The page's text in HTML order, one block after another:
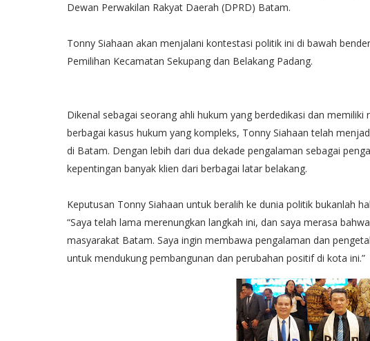
Dewan Perwakilan Rakyat Daerah (DPRD) Batam.
Tonny Siahaan akan menjalani kontestasi politik ini di bawah
Pemilihan Kecamatan Sekupang dan Belakang Padang.
Dikenal sebagai seorang ahli hukum yang berdedikasi dan
berbagai kasus hukum yang kompleks, Tonny Siahaan telah
di Batam. Dengan lebih dari dua dekade pengalaman sebagai
kepentingan banyak klien dari berbagai latar belakang.
Keputusan Tonny Siahaan untuk beralih ke dunia politik bukanlah
“Saya telah lama merenungkan langkah ini, dan saya merasa
masyarakat Batam. Saya ingin membawa pengalaman dan
untuk mendukung pembangunan dan perubahan positif di kota ini.”